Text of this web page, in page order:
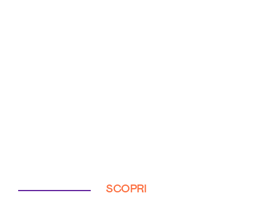
SCOPRI